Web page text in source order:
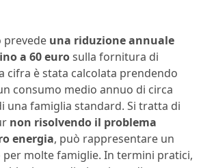
prevede una riduzione annuale
a 60 eurosulla fornitura di
cifra è stata calcolata prendendo
consumo medio annuo di circa
una famiglia standard. Si tratta di
non risolvendo il problema
energia, può rappresentare un
molte famiglie. In termini pratici,